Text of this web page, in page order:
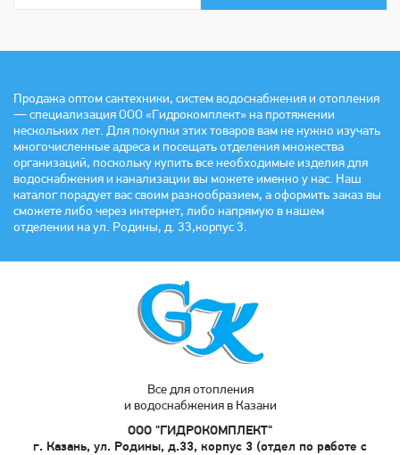
Продажа оптом сантехники, систем водоснабжения и отопления
— специализация ООО «Гидрокомплект» на протяжении
нескольких лет. Для покупки этих товаров вам не нужно изучать
многочисленные адреса и посещать отделения множества
организаций, поскольку купить все необходимые изделия для
водоснабжения и канализации вы можете именно у нас. Наш
каталог порадует вас своим разнообразием, а оформить заказ вы
сможете либо через интернет, либо напрямую в нашем
отделении на ул. Родины, д. 33,корпус 3.
Все для отопления
и водоснабжения в Казани
ООО "ГИДРОКОМПЛЕКТ"
г. Казань, ул. Родины, д.33, корпус 3 (отдел по работе с